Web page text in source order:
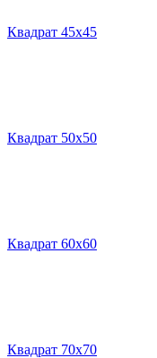
Квадрат 45х45
Квадрат 50х50
Квадрат 60х60
Квадрат 70х70